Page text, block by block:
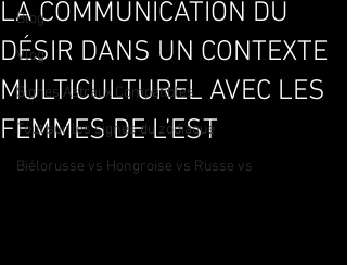
Blog
Vlog
Signes Astraux Compatibles
Tout sur les signes du zodiaque
Biélorusse vs Hongroise vs Russe vs
LA COMMUNICATION DU
DÉSIR DANS UN CONTEXTE
MULTICULTUREL AVEC LES
FEMMES DE L’EST